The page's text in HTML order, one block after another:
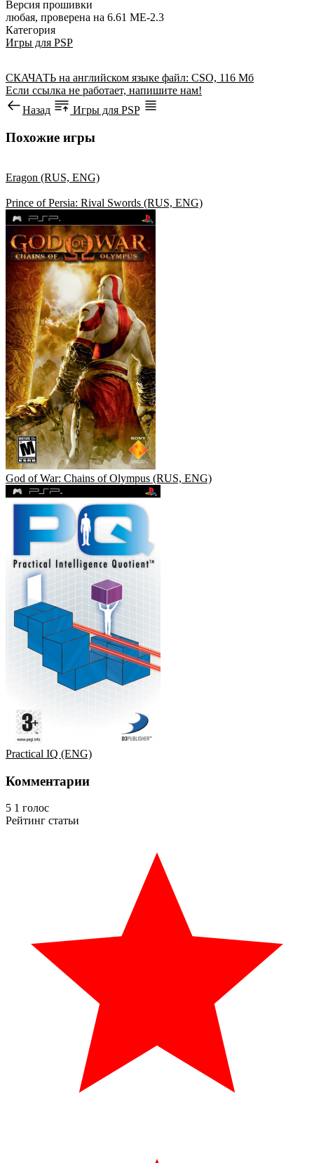
Версия прошивки
любая, проверена на 6.61 ME-2.3
Категория
Игры для PSP
СКАЧАТЬ на английском языке файл: CSO, 116 Мб
Если ссылка не работает, напишите нам!
Назад
Игры для PSP
Похожие игры
Eragon (RUS, ENG)
Prince of Persia: Rival Swords (RUS, ENG)
God of War: Chains of Olympus (RUS, ENG)
Practical IQ (ENG)
Комментарии
5 1 голос
Рейтинг статьи